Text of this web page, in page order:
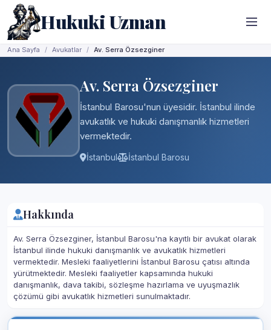
Hukuki Uzman
Ana Sayfa Avukatlar Av. Serra Özsezginer
Av. Serra Özsezginer
İstanbul Barosu'nun üyesidir. İstanbul ilinde
avukatlık ve hukuki danışmanlık hizmetleri
vermektedir.
İstanbul İstanbul Barosu
Hakkında
Av. Serra Özsezginer, İstanbul Barosu'na kayıtlı bir avukat olarak
İstanbul ilinde hukuki danışmanlık ve avukatlık hizmetleri
vermektedir. Mesleki faaliyetlerini İstanbul Barosu çatısı altında
yürütmektedir. Mesleki faaliyetler kapsamında hukuki
danışmanlık, dava takibi, sözleşme hazırlama ve uyuşmazlık
çözümü gibi avukatlık hizmetleri sunulmaktadır.